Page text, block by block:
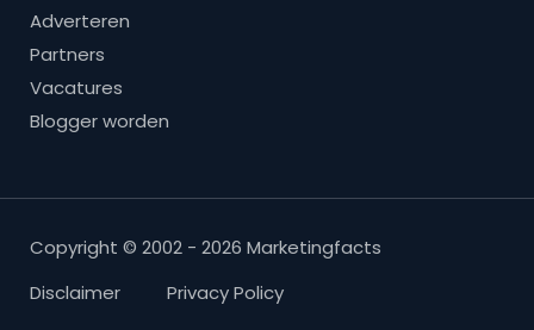
Adverteren
Partners
Vacatures
Blogger worden
Copyright © 2002 - 2026 Marketingfacts
Disclaimer
Privacy Policy